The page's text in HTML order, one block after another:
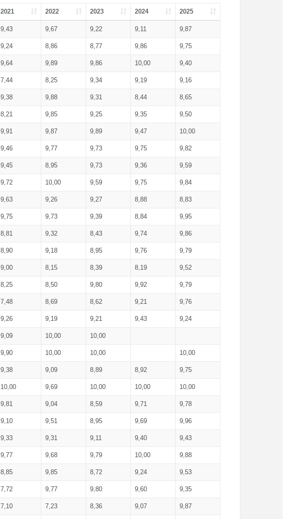
2021 2022 2023 2024 2025
9,43 9,67 9,22 9,11 9,87
9,24 8,86 8,77 9,86 9,75
9,64 9,89 9,86 10,00 9,40
7,44 8,25 9,34 9,19 9,16
9,38 9,88 9,31 8,44 8,65
8,21 9,85 9,25 9,35 9,50
9,91 9,87 9,89 9,47 10,00
9,46 9,77 9,73 9,75 9,82
9,45 8,95 9,73 9,36 9,59
9,72 10,00 9,59 9,75 9,84
9,63 9,26 9,27 8,88 8,83
9,75 9,73 9,39 8,84 9,95
8,81 9,32 8,43 9,74 9,86
8,90 9,18 8,95 9,76 9,79
9,00 8,15 8,39 8,19 9,52
8,25 8,50 9,80 9,92 9,79
7,48 8,69 8,62 9,21 9,76
9,26 9,19 9,21 9,43 9,24
9,09 10,00 10,00
9,90 10,00 10,00 10,00
9,38 9,09 8,89 8,92 9,75
10,00 9,69 10,00 10,00 10,00
9,81 9,04 8,59 9,71 9,78
9,10 9,51 8,95 9,69 9,96
9,33 9,31 9,11 9,40 9,43
9,77 9,68 9,79 10,00 9,88
8,85 9,85 8,72 9,24 9,53
7,72 9,77 9,80 9,60 9,35
7,10 7,23 8,36 9,07 9,87